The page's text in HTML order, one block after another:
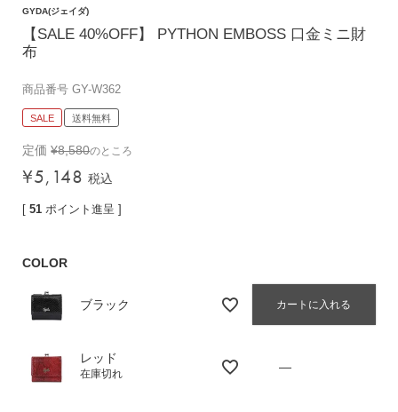
リュック
財布・小物
長財布
折りたたみ・
コンパクト財布
名刺入れ・カードケース
ポーチ
スマホショルダー
GYDA(ジェイダ)
【SALE 40%OFF】 PYTHON EMBOSS 口金ミニ財
布
商品番号 GY-W362
SALE 送料無料
定価 ¥8,580のところ
¥5,148 税込
[ 51 ポイント進呈 ]
COLOR
ブラック カートに入れる
レッド
在庫切れ
—